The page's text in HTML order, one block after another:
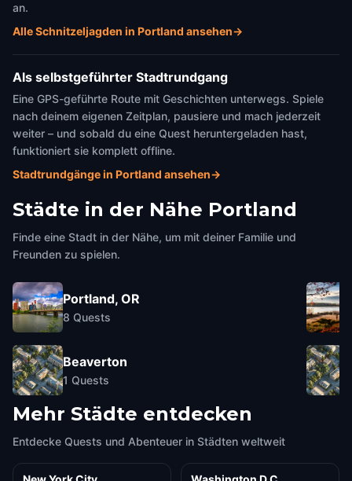
an.
Alle Schnitzeljagden in Portland ansehen→
Als selbstgeführter Stadtrundgang
Eine GPS-geführte Route mit Geschichten unterwegs. Spiele
nach deinem eigenen Zeitplan, pausiere und mach jederzeit
weiter – und sobald du eine Quest heruntergeladen hast,
funktioniert sie komplett offline.
Stadtrundgänge in Portland ansehen→
Städte in der Nähe Portland
Finde eine Stadt in der Nähe, um mit deiner Familie und
Freunden zu spielen.
Portland, OR
8 Quests
Beaverton
1 Quests
Mehr Städte entdecken
Entdecke Quests und Abenteuer in Städten weltweit